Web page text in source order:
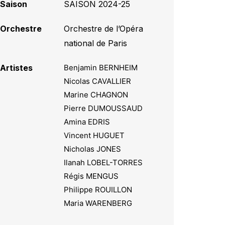
Saison SAISON 2024-25
Orchestre
Orchestre de l’Opéra
national de Paris
Artistes
Benjamin BERNHEIM
Nicolas CAVALLIER
Marine CHAGNON
Pierre DUMOUSSAUD
Amina EDRIS
Vincent HUGUET
Nicholas JONES
Ilanah LOBEL-TORRES
Régis MENGUS
Philippe ROUILLON
Maria WARENBERG